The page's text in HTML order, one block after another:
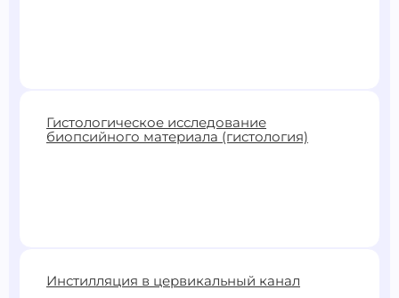
от 500 ₽
Записаться
Гистологическое исследование
биопсийного материала (гистология)
2900 ₽
Инстилляция в цервикальный канал